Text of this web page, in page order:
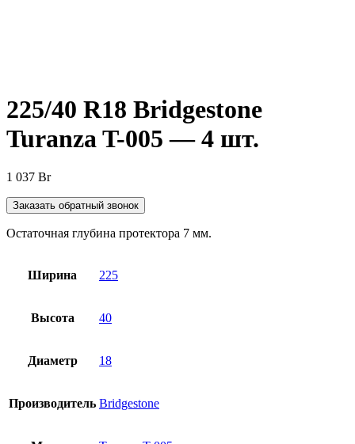
225/40 R18 Bridgestone
Turanza T-005 — 4 шт.
1 037 Br
Заказать обратный звонок
Остаточная глубина протектора 7 мм.
Ширина 225
Высота 40
Диаметр 18
Производитель Bridgestone